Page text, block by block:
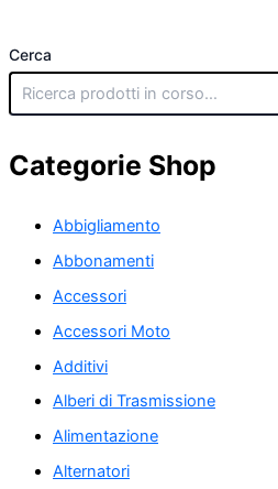
Cerca
Categorie Shop
Abbigliamento
Abbonamenti
Accessori
Accessori Moto
Additivi
Alberi di Trasmissione
Alimentazione
Alternatori